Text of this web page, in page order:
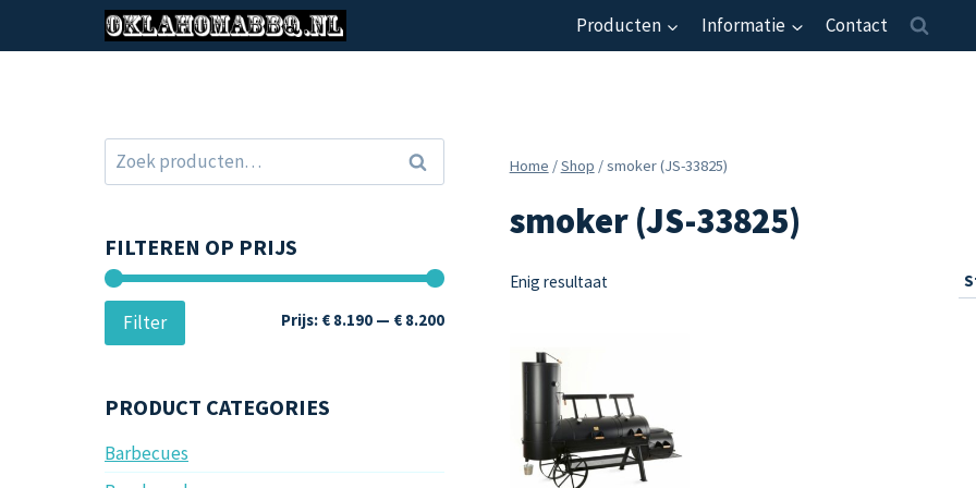
Producten Informatie Contact
Home /Shop /smoker (JS-33825)
smoker (JS-33825)
Enig resultaat
Zoeken
naar:
Zoeken
FILTEREN OP PRIJS
Min.
Max.
Filter Prijs: € 8.190 — € 8.200
PRODUCT CATEGORIES
Barbecues